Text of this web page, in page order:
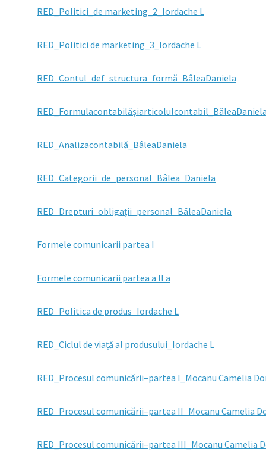
RED_Politici_de marketing_2_Iordache L
RED_Politici de marketing_3_Iordache L
RED_Contul_def_structura_formă_BâleaDaniela
RED_Formulacontabilășiarticolulcontabil_BâleaDaniela
RED_Analizacontabilă_BâleaDaniela
RED_Categorii_de_personal_Bâlea_Daniela
RED_Drepturi_obligații_personal_BâleaDaniela
Formele comunicarii partea I
Formele comunicarii partea a II a
RED_Politica de produs_Iordache L
RED_Ciclul de viață al produsului_Iordache L
RED_Procesul comunicării–partea I_Mocanu Camelia
RED_Procesul comunicării–partea II_Mocanu Camelia
RED_Procesul comunicării–partea III_Mocanu Camelia